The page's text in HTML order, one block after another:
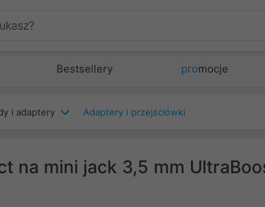
Bestsellery promocje
i adaptery Adaptery i przejściówki
na mini jack 3,5 mm